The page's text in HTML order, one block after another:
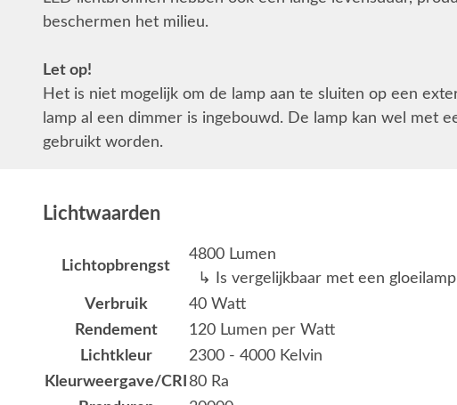
beschermen het milieu.
Let op!
Het is niet mogelijk om de lamp aan te sluiten op een
lamp al een dimmer is ingebouwd. De lamp kan wel met
gebruikt worden.
Lichtwaarden
Lichtopbrengst
4800 Lumen
↳ Is vergelijkbaar met een
Verbruik
40 Watt
Rendement
120 Lumen per Watt
Lichtkleur
2300 - 4000 Kelvin
Kleurweergave/CRI 80 Ra